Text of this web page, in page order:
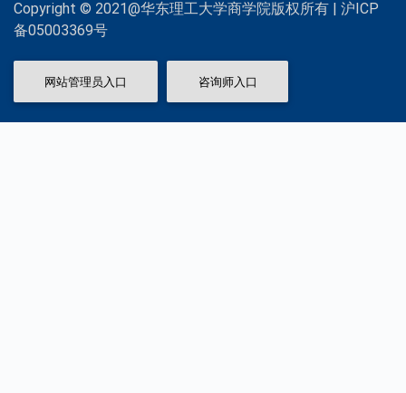
Copyright © 2021@华东理工大学商学院版权所有 | 沪ICP
备05003369号
网站管理员入口 咨询师入口